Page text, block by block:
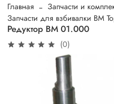
Главная Запчасти и
Запчасти для взбивалки ВМ
Редуктор ВМ 01.000
(0)